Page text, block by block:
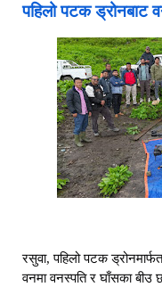
पहिलो पटक ड्रोनबाट
रसुवा, पहिलो पटक
वनमा वनस्पति र घाँसका बीउ